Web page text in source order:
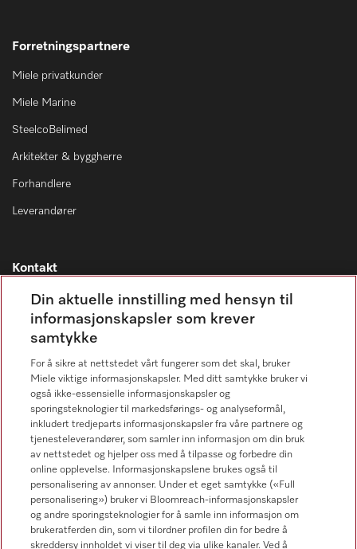
Forretningspartnere
Miele privatkunder
Miele Marine
SteelcoBelimed
Arkitekter & byggherre
Forhandlere
Leverandører
Kontakt
Kontaktoversikt
Miele Professional Service
67 17 34 40
Forbrukerkontakt
67 17 31 00
Forhandlersøk
Din aktuelle innstilling med hensyn til
informasjonskapsler som krever
samtykke
For å sikre at nettstedet vårt fungerer som det skal, bruker
Miele viktige informasjonskapsler. Med ditt samtykke bruker vi
også ikke-essensielle informasjonskapsler og
sporingsteknologier til markedsførings- og analyseformål,
inkludert tredjeparts informasjonskapsler fra våre partnere og
tjenesteleverandører, som samler inn informasjon om din bruk
av nettstedet og hjelper oss med å tilpasse og forbedre din
online opplevelse. Informasjonskapslene brukes også til
personalisering av annonser. Under et eget samtykke («Full
personalisering») bruker vi Bloomreach-informasjonskapsler
og andre sporingsteknologier for å samle inn informasjon om
brukeratferden din, som vi tilordner profilen din for bedre å
skreddersy innholdet vi viser til deg via ulike kanaler. Ved å